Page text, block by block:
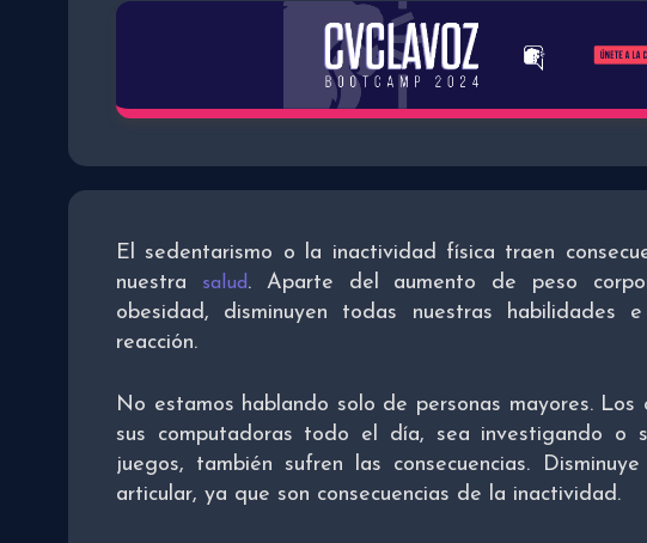
El sedentarismo o la inactividad física traen
nuestra
salud. Aparte del aumento de peso
obesidad, disminuyen todas nuestras habilidades
reacción.
No estamos hablando solo de personas mayores. Los
sus computadoras todo el día, sea investigando o
juegos, también sufren las consecuencias.
articular, ya que son consecuencias de la inactividad.